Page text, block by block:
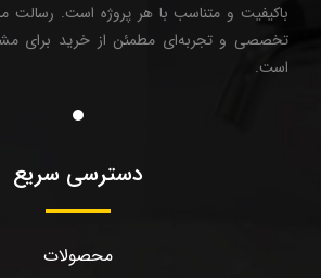
باکیفیت و متناسب با هر پروژه است. رسالت
تخصصی و تجربه‌ای مطمئن از خرید برای
است.
دسترسی سریع
محصولات